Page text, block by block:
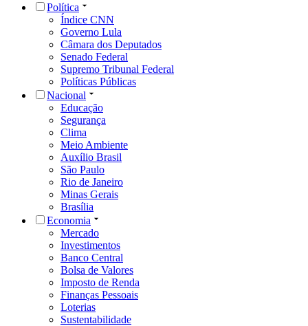
Política
Índice CNN
Governo Lula
Câmara dos Deputados
Senado Federal
Supremo Tribunal Federal
Políticas Públicas
Nacional
Educação
Segurança
Clima
Meio Ambiente
Auxílio Brasil
São Paulo
Rio de Janeiro
Minas Gerais
Brasília
Economia
Mercado
Investimentos
Banco Central
Bolsa de Valores
Imposto de Renda
Finanças Pessoais
Loterias
Sustentabilidade